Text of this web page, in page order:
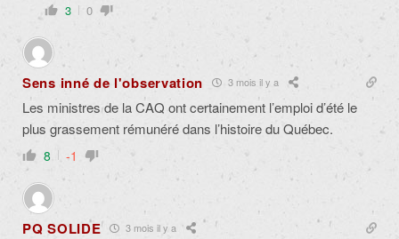
3 0
Sens inné de l'observation 3 mois il y a
Les ministres de la CAQ ont certainement l’emploi d’été le
plus grassement rémunéré dans l’histoire du Québec.
8 -1
PQ SOLIDE 3 mois il y a